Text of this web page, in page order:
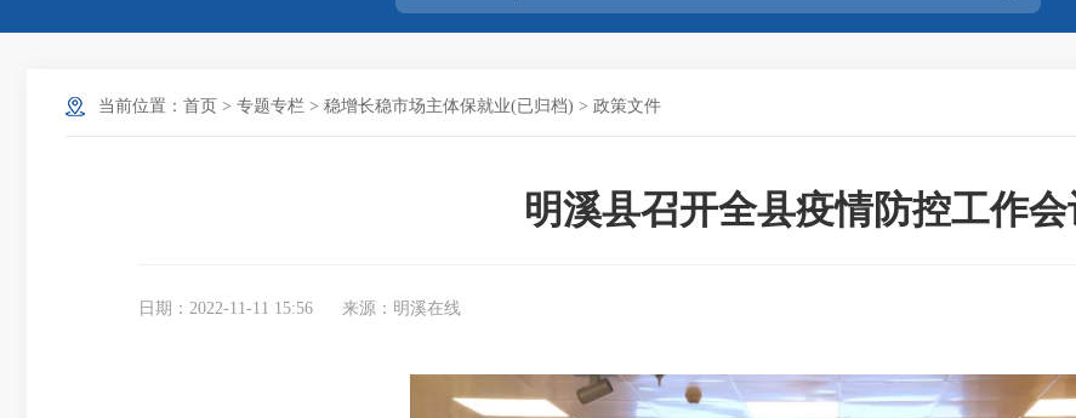
当前位置： 首页 > 专题专栏 > 稳增长稳市场主体保就业(已归档) > 政策文件
明溪县召开全县疫情防控工作会
日期：2022-11-11 15:56 来源：明溪在线